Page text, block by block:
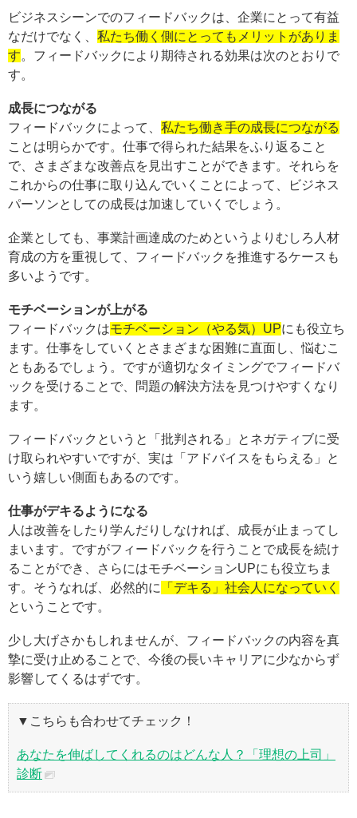
ビジネスシーンでのフィードバックは、企業にとって有益
なだけでなく、 私たち働く側にとってもメリットがありま
す。フィードバックにより期待される効果は次のとおりで
す。
成長につながる
フィードバックによって、 私たち働き手の成長につながる
ことは明らかです。仕事で得られた結果をふり返ること
で、さまざまな改善点を見出すことができます。それらを
これからの仕事に取り込んでいくことによって、ビジネス
パーソンとしての成長は加速していくでしょう。
企業としても、事業計画達成のためというよりむしろ人材
育成の方を重視して、フィードバックを推進するケースも
多いようです。
モチベーションが上がる
フィードバックはモチベーション（やる気）UPにも役立ち
ます。仕事をしていくとさまざまな困難に直面し、悩むこ
ともあるでしょう。ですが適切なタイミングでフィードバ
ックを受けることで、問題の解決方法を見つけやすくなり
ます。
フィードバックというと「批判される」とネガティブに受
け取られやすいですが、実は「アドバイスをもらえる」と
いう嬉しい側面もあるのです。
仕事がデキるようになる
人は改善をしたり学んだりしなければ、成長が止まってし
まいます。ですがフィードバックを行うことで成長を続け
ることができ、さらにはモチベーションUPにも役立ちま
す。そうなれば、必然的に
「デキる」社会人になっていく
ということです。
少し大げさかもしれませんが、フィードバックの内容を真
摯に受け止めることで、今後の長いキャリアに少なからず
影響してくるはずです。
▼こちらも合わせてチェック！
あなたを伸ばしてくれるのはどんな人？「理想の上司」
診断